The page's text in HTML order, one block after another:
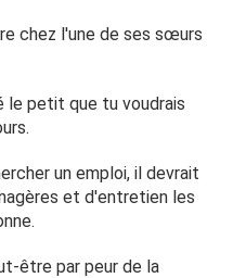
chez l'une de ses sœurs
le petit que tu voudrais
un emploi, il devrait
et d'entretien les
être par peur de la